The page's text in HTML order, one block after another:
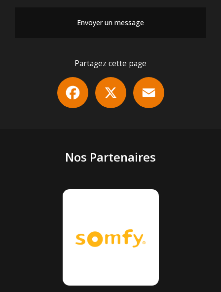
Envoyer un message
Partagez cette page
Facebook
Nos Partenaires